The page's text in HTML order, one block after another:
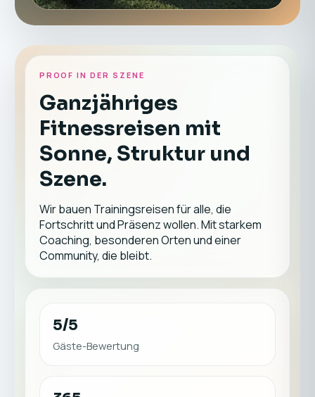
PROOF IN DER SZENE
Ganzjähriges
Fitnessreisen mit
Sonne, Struktur und
Szene.
Wir bauen Trainingsreisen für alle, die
Fortschritt und Präsenz wollen. Mit starkem
Coaching, besonderen Orten und einer
Community, die bleibt.
5/5
Gäste-Bewertung